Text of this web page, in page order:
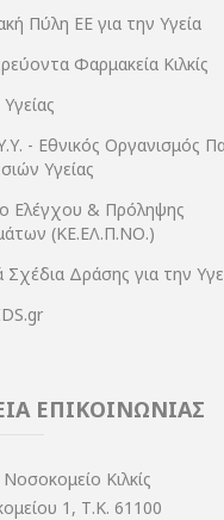
Πύλη ΕΕ για την Υγεία
Φαρμακεία Κιλκίς
- Εθνικός Οργανισμός
Υγείας
Ελέγχου & Πρόληψης
(ΚΕ.ΕΛ.Π.ΝΟ.)
Σχέδια Δράσης για την
ΕΠΙΚΟΙΝΩΝΙΑΣ
Νοσοκομείο Κιλκίς
1, Τ.Κ. 61100